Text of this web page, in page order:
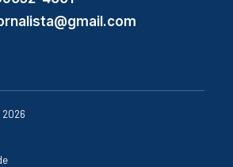
2026